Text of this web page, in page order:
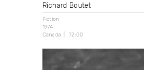
Richard Boutet
Fiction
1974
Canada
72:00